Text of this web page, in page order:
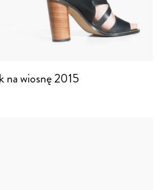
na wiosnę 2015